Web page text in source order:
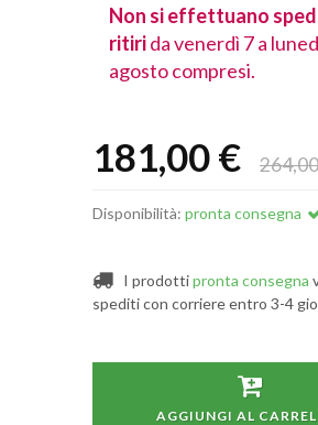
Non si effettuano
ritirida venerdì 7 a
agosto compresi.
181,00 €
Disponibilità: pronta consegna
I prodottipronta consegna
spediti con corriere entro 3-4
AGGIUNGI AL